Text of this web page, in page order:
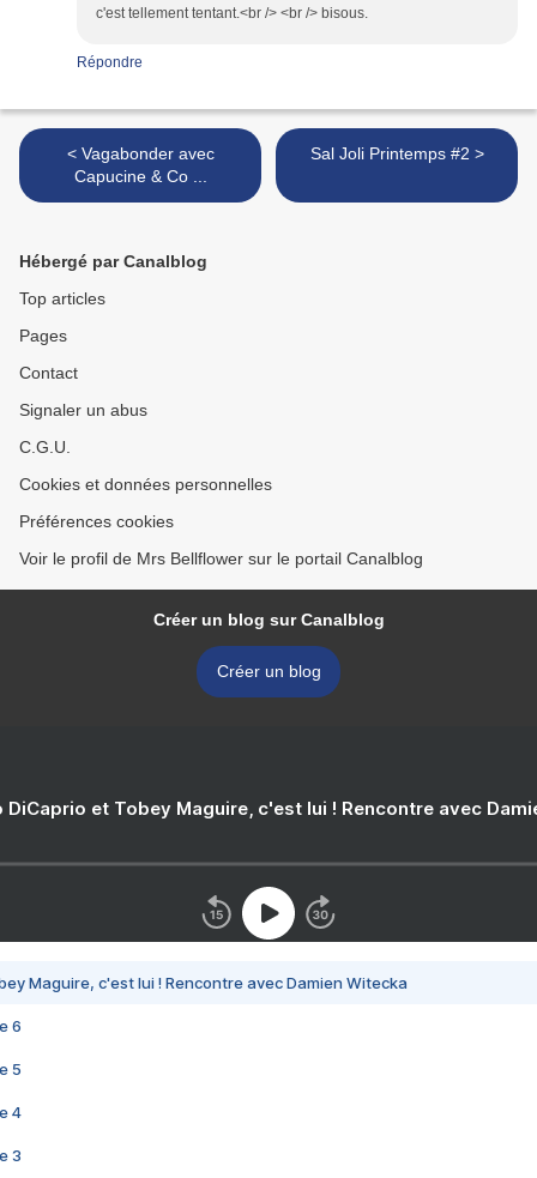
c'est tellement tentant.<br /> <br /> bisous.
Répondre
< Vagabonder avec
Capucine & Co ...
Sal Joli Printemps #2 >
Hébergé par Canalblog
Top articles
Pages
Contact
Signaler un abus
C.G.U.
Cookies et données personnelles
Préférences cookies
Voir le profil de Mrs Bellflower sur le portail Canalblog
Créer un blog sur Canalblog
Créer un blog
DiCaprio et Tobey Maguire, c'est lui ! Rencontre avec
Maguire, c'est lui ! Rencontre avec Damien Witecka
6
5
4
3